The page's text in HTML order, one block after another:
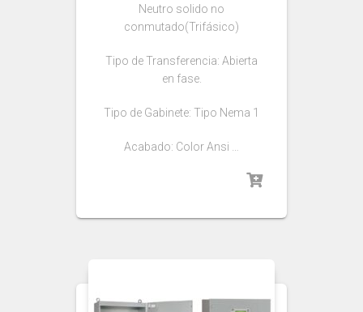
Neutro solido no
conmutado(Trifásico)
Tipo de Transferencia: Abierta
en fase.
Tipo de Gabinete: Tipo Nema 1
Acabado: Color Ansi …